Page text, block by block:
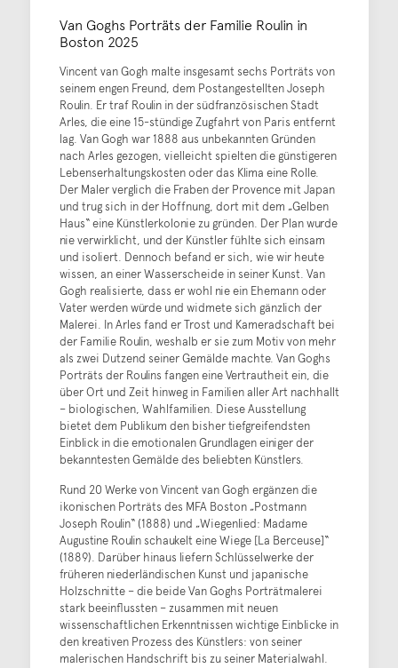
Van Goghs Porträts der Familie Roulin in
Boston 2025
Vincent van Gogh malte insgesamt sechs Porträts von
seinem engen Freund, dem Postangestellten Joseph
Roulin. Er traf Roulin in der südfranzösischen Stadt
Arles, die eine 15-stündige Zugfahrt von Paris entfernt
lag. Van Gogh war 1888 aus unbekannten Gründen
nach Arles gezogen, vielleicht spielten die günstigeren
Lebenserhaltungskosten oder das Klima eine Rolle.
Der Maler verglich die Fraben der Provence mit Japan
und trug sich in der Hoffnung, dort mit dem „Gelben
Haus“ eine Künstlerkolonie zu gründen. Der Plan wurde
nie verwirklicht, und der Künstler fühlte sich einsam
und isoliert. Dennoch befand er sich, wie wir heute
wissen, an einer Wasserscheide in seiner Kunst. Van
Gogh realisierte, dass er wohl nie ein Ehemann oder
Vater werden würde und widmete sich gänzlich der
Malerei. In Arles fand er Trost und Kameradschaft bei
der Familie Roulin, weshalb er sie zum Motiv von mehr
als zwei Dutzend seiner Gemälde machte. Van Goghs
Porträts der Roulins fangen eine Vertrautheit ein, die
über Ort und Zeit hinweg in Familien aller Art nachhallt
– biologischen, Wahlfamilien. Diese Ausstellung
bietet dem Publikum den bisher tiefgreifendsten
Einblick in die emotionalen Grundlagen einiger der
bekanntesten Gemälde des beliebten Künstlers.
Rund 20 Werke von Vincent van Gogh ergänzen die
ikonischen Porträts des MFA Boston „Postmann
Joseph Roulin“ (1888) und „Wiegenlied: Madame
Augustine Roulin schaukelt eine Wiege [La Berceuse]“
(1889). Darüber hinaus liefern Schlüsselwerke der
früheren niederländischen Kunst und japanische
Holzschnitte – die beide Van Goghs Porträtmalerei
stark beeinflussten – zusammen mit neuen
wissenschaftlichen Erkenntnissen wichtige Einblicke in
den kreativen Prozess des Künstlers: von seiner
malerischen Handschrift bis zu seiner Materialwahl.